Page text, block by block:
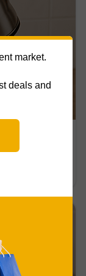
market.
deals and
il 31/03/2026